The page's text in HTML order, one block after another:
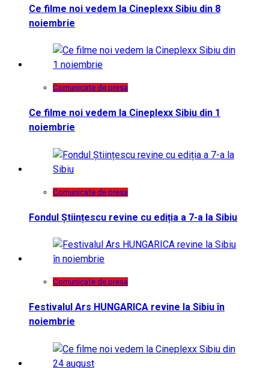
Ce filme noi vedem la Cineplexx Sibiu din 8
noiembrie
Comunicate de presa
Ce filme noi vedem la Cineplexx Sibiu din 1
noiembrie
Comunicate de presa
Fondul Științescu revine cu ediția a 7-a la Sibiu
Comunicate de presa
Festivalul Ars HUNGARICA revine la Sibiu în
noiembrie